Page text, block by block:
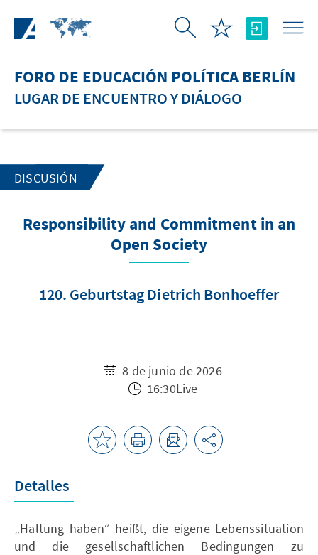
FORO DE EDUCACIÓN POLÍTICA BERLÍN
LUGAR DE ENCUENTRO Y DIÁLOGO
DISCUSIÓN
Responsibility and Commitment in an
Open Society
120. Geburtstag Dietrich Bonhoeffer
8 de junio de 2026
16:30Live
Detalles
„Haltung haben“ heißt, die eigene Lebenssituation
und die gesellschaftlichen Bedingungen zu